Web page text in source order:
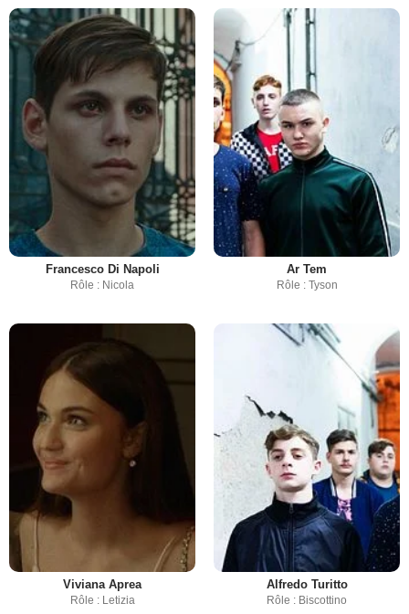
Francesco Di Napoli
Rôle : Nicola
Ar Tem
Rôle : Tyson
Viviana Aprea
Rôle : Letizia
Alfredo Turitto
Rôle : Biscottino